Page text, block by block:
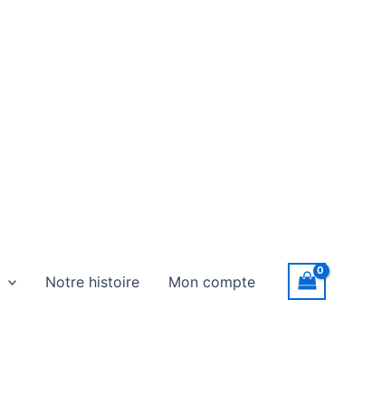
Notre histoire Mon compte